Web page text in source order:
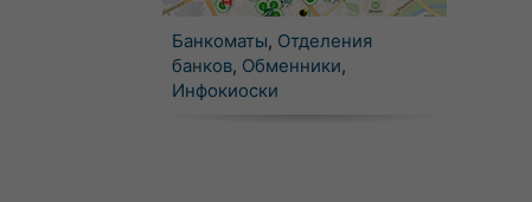
Банкоматы, Отделения
банков, Обменники,
Инфокиоски